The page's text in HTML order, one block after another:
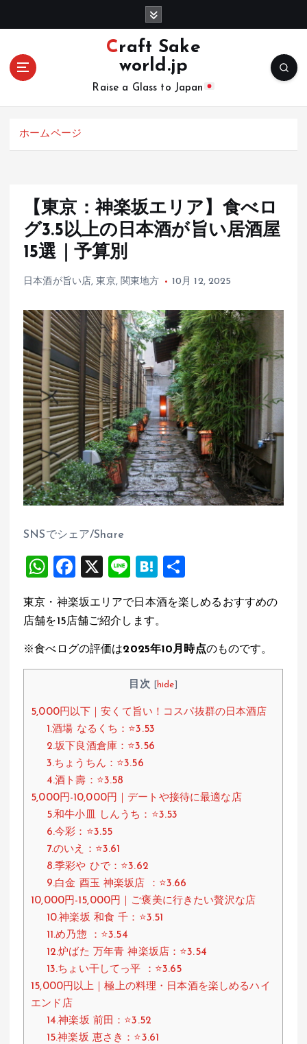
Craft Sake
world.jp
Raise a Glass to Japan
ホームページ
【東京：神楽坂エリア】食べロ
グ3.5以上の日本酒が旨い居酒屋
15選｜予算別
日本酒が旨い店, 東京, 関東地方 10月 12, 2025
SNSでシェア/Share
W
at
s
A
p
F
ce
b
o
o
X
Li
e
H
e
n
a
東京・神楽坂エリアで日本酒を楽しめるおすすめの
店舗を15店舗ご紹介します。
※食べログの評価は2025年10月時点のものです。
目次 hide
5,000円以下｜安くて旨い！コスパ抜群の日本酒店
1.酒場 なるくち：⭐️3.53
2.坂下良酒倉庫：⭐️3.56
3.ちょうちん：⭐️3.56
4.酒ト壽：⭐️3.58
5,000円-10,000円｜デートや接待に最適な店
5.和牛小皿 しんうち：⭐️3.53
6.今彩：⭐️3.55
7.のいえ：⭐️3.61
8.季彩や ひで：⭐️3.62
9.白金 酉玉 神楽坂店 ：⭐️3.66
10,000円-15,000円｜ご褒美に行きたい贅沢な店
10.神楽坂 和食 千：⭐️3.51
11.め乃惣 ：⭐️3.54
12.炉ばた 万年青 神楽坂店：⭐️3.54
13.ちょい干してっ平 ：⭐️3.65
15,000円以上｜極上の料理・日本酒を楽しめるハイ
エンド店
14.神楽坂 前田：⭐️3.52
15.神楽坂 恵さき：⭐️3.61